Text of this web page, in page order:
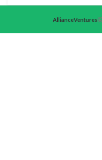
Alliance Ventures